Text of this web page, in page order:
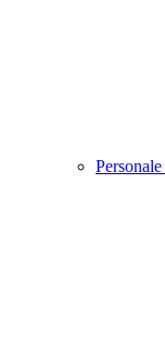
Personale